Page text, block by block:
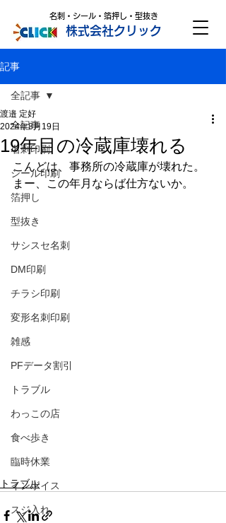
株式会社クリック
名刺・シール・箔押し・型抜き
記事
全記事
名刺印刷
シール印刷
箔押し
型抜き
サシスセ名刺
DM印刷
チラシ印刷
変形名刺印刷
雑感
PFデータ割引
トラブル
わっこの店
食べ歩き
臨時休業
インボイス
スジ入れ
全記事
19年目の冷蔵庫壊れる
渡邉 定好
2024年8月19日
こんどは、事務所の冷蔵庫が壊れた。
まー、この年月ならば仕方ないか。
トラブル